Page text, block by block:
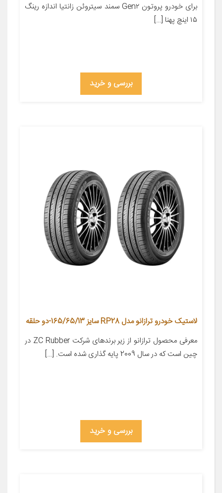
برای خودرو پروتون Gen۲ سمند سیتروئن زانتیا اندازه رینگ
۱۵ اینچ پهنا […]
بررسی و خرید
لاستیک خودرو ترازانو مدل RP28 سایز 165/65/13-دو حلقه
معرفی محصول ترازانو از زیر برندهای شرکت ZC Rubber در
چین است که در سال 2009 پایه گذاری شده است. […]
بررسی و خرید